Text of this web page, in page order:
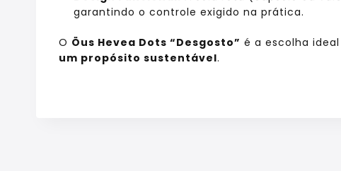
garantindo o controle exigido na prática.
O Öus Hevea Dots “Desgosto” é a escolha
um propósito sustentável.